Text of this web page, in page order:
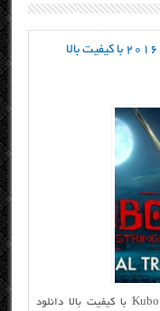
دانلود خارجی Kubo and the Two Strings 2016 با کیفیت بالا دانلود